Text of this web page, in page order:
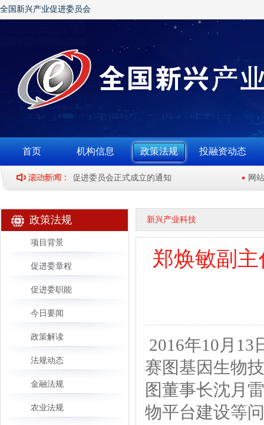
全国新兴产业促进委员会
首页 机构信息 政策法规 投融资动态
于全国新兴产业促进委员会正式成立的通知 网站
政策法规
项目背景
促进委章程
促进委职能
今日要闻
政策解读
法规动态
金融法规
农业法规
新兴产业科技
郑焕敏副
2016年10月
赛图基因生物
图董事长沈月
物平台建设等